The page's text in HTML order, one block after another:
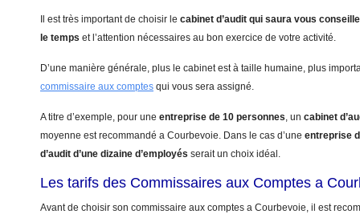
Il est très important de choisir le cabinet d’audit qui saura vous
le temps et l’attention nécessaires au bon exercice de votre activité.
D’une manière générale, plus le cabinet est à taille humaine, plus
commissaire aux comptes qui vous sera assigné.
A titre d’exemple, pour une entreprise de 10 personnes, un cabinet
moyenne est recommandé a Courbevoie. Dans le cas d’une entreprise
d’audit d’une dizaine d’employés serait un choix idéal.
Les tarifs des Commissaires aux Comptes a
Avant de choisir son commissaire aux comptes a Courbevoie, il est